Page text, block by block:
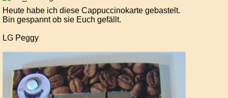
Heute habe ich diese Cappuccinokarte gebastelt.
Bin gespannt ob sie Euch gefällt.
LG Peggy